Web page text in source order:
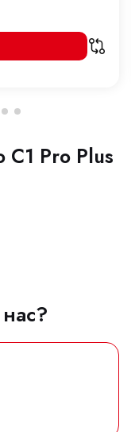
C1 Pro Plus